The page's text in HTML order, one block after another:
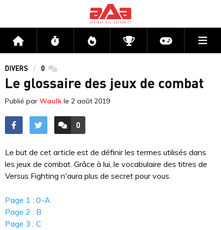
Accueil Flux Directs CompétitionsActu jeux
DIVERS 0 commentaires
Le glossaire des jeux de combat
Publié par Waulk le 2 août 2019
ACCÉDER AUX
0
COMMENTAIRES
Le but de cet article est de définir les termes utilisés dans
les jeux de combat. Grâce à lui, le vocabulaire des titres de
Versus Fighting n'aura plus de secret pour vous.
Page 1 : 0-A
Page 2 : B
Page 3 : C